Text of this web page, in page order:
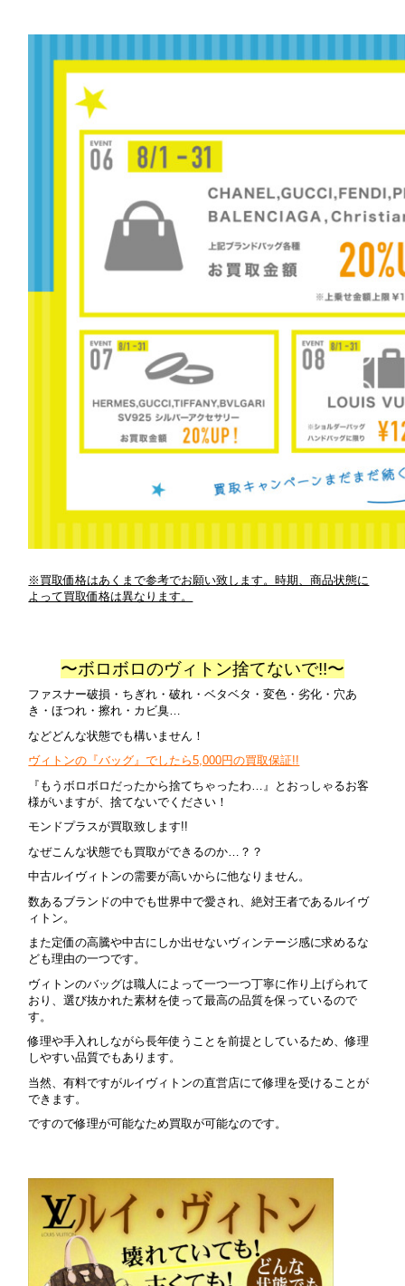
※買取価格はあくまで参考でお願い致します。時期、商品状態に
よって買取価格は異なります。
〜ボロボロのヴィトン捨てないで!!〜
ファスナー破損・ちぎれ・破れ・ベタベタ・変色・劣化・穴あ
き・ほつれ・擦れ・カビ臭…
などどんな状態でも構いません！
ヴィトンの『バッグ』でしたら5,000円の買取保証!!
『もうボロボロだったから捨てちゃったわ…』とおっしゃるお客
様がいますが、捨てないでください！
モンドプラスが買取致します!!
なぜこんな状態でも買取ができるのか…？？
中古ルイヴィトンの需要が高いからに他なりません。
数あるブランドの中でも世界中で愛され、絶対王者であるルイヴ
ィトン。
また定価の高騰や中古にしか出せないヴィンテージ感に求めるな
ども理由の一つです。
ヴィトンのバッグは職人によって一つ一つ丁寧に作り上げられて
おり、選び抜かれた素材を使って最高の品質を保っているので
す。
修理や手入れしながら長年使うことを前提としているため、修理
しやすい品質でもあります。
当然、有料ですがルイヴィトンの直営店にて修理を受けることが
できます。
ですので修理が可能なため買取が可能なのです。